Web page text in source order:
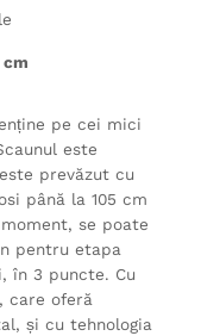
cm
pe cei mici
este
prevăzut cu
până la 105 cm
se poate
pentru etapa
în 3 puncte. Cu
care oferă
și cu tehnologia